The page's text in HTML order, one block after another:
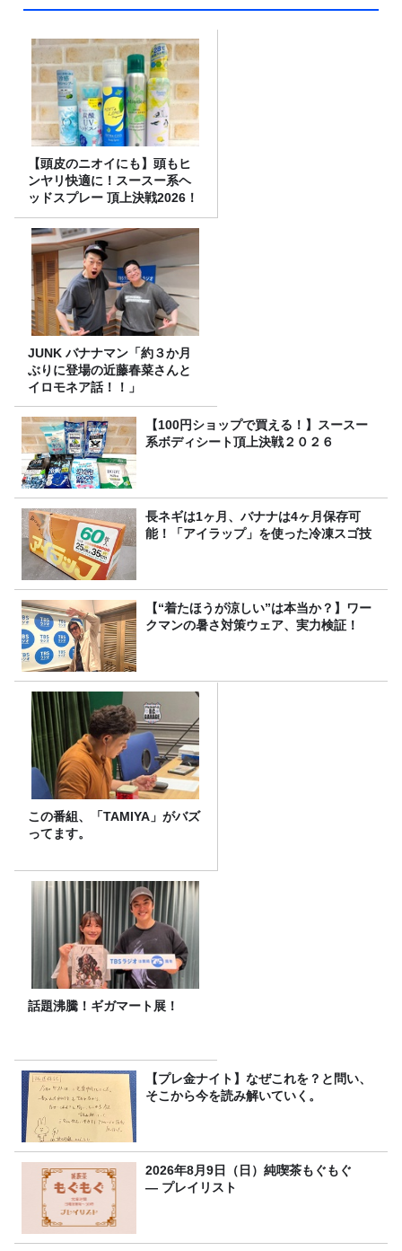
【頭皮のニオイにも】頭もヒ
ンヤリ快適に！スースー系ヘ
ッドスプレー 頂上決戦2026！
JUNK バナナマン「約３か月
ぶりに登場の近藤春菜さんと
イロモネア話！！」
【100円ショップで買える！】スースー
系ボディシート頂上決戦２０２６
長ネギは1ヶ月、バナナは4ヶ月保存可
能！「アイラップ」を使った冷凍スゴ技
【“着たほうが涼しい”は本当か？】ワー
クマンの暑さ対策ウェア、実力検証！
この番組、「TAMIYA」がバズ
ってます。
話題沸騰！ギガマート展！
【プレ金ナイト】なぜこれを？と問い、
そこから今を読み解いていく。
2026年8月9日（日）純喫茶もぐもぐ
― プレイリスト